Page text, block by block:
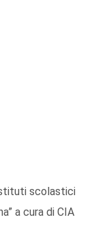
scolastici
a cura di CIA